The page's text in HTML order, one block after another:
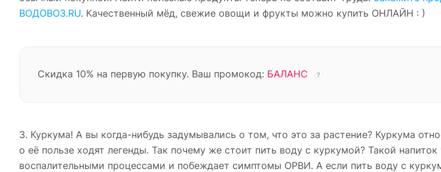
ВОДОВОЗ.RU. Качественный мёд, свежие овощи и фрукты можно купить ОНЛАЙН : )
Скидка 10% на первую покупку. Ваш промокод: БАЛАНС ?
3. Куркума! А вы когда-нибудь задумывались о том, что это за растение? Куркума
о её пользе ходят легенды. Так почему же стоит пить воду с куркумой? Такой
воспалительными процессами и побеждает симптомы ОРВИ. А если пить воду с